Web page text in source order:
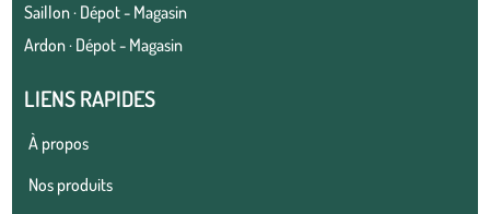
Saillon · Dépot - Magasin
Ardon · Dépot - Magasin
LIENS RAPIDES
À propos
Nos produits